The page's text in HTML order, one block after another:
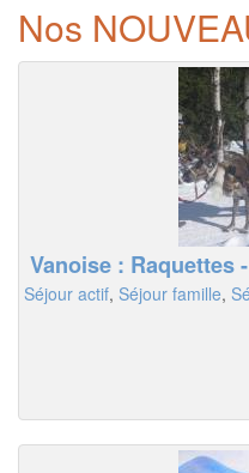
Nos
Vanoise : Raquettes
Séjour actif, Séjour famille,